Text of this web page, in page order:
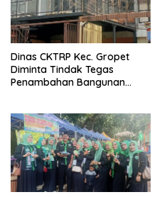
Dinas CKTRP Kec. Gropet
Diminta Tindak Tegas
Penambahan Bangunan